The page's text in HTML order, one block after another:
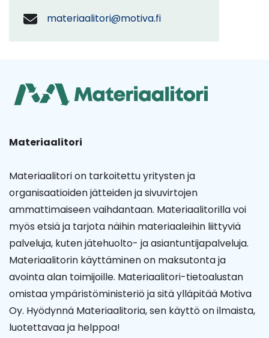
materiaalitori@motiva.fi
Materiaalitori
Materiaalitori on tarkoitettu yritysten ja
organisaatioiden jätteiden ja sivuvirtojen
ammattimaiseen vaihdantaan. Materiaalitorilla voi
myös etsiä ja tarjota näihin materiaaleihin liittyviä
palveluja, kuten jätehuolto- ja asiantuntijapalveluja.
Materiaalitorin käyttäminen on maksutonta ja
avointa alan toimijoille. Materiaalitori-tietoalustan
omistaa ympäristöministeriö ja sitä ylläpitää Motiva
Oy. Hyödynnä Materiaalitoria, sen käyttö on ilmaista,
luotettavaa ja helppoa!